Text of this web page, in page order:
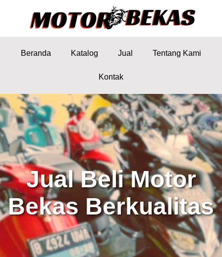
Beranda Katalog Jual Tentang Kami
Kontak
Jual Beli Motor
Bekas Berkualitas